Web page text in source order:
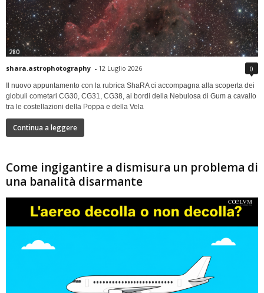
280
shara.astrophotography - 12 Luglio 2026 0
Il nuovo appuntamento con la rubrica ShaRA ci accompagna alla scoperta dei
globuli cometari CG30, CG31, CG38, ai bordi della Nebulosa di Gum a cavallo
tra le costellazioni della Poppa e della Vela
Continua a leggere
Come ingigantire a dismisura un problema di
una banalità disarmante